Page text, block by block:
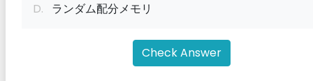
D. ランダム配分メモリ
Check Answer